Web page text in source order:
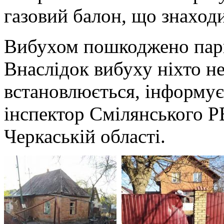
газовий балон, що
Вибухом пошкоджено
Внаслідок вибуху ніхто
встановлюється,
інспектор
Черкаській області.